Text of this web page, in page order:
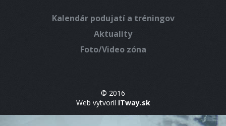
Kalendár podujatí a tréningov
Aktuality
Foto/Video zóna
© 2016
Web vytvoril ITway.sk